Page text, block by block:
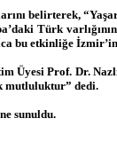
belirterek,
Türk
bu etkinliğe
Üyesi Prof. Dr.
mutluluktur” dedi.
sunuldu.